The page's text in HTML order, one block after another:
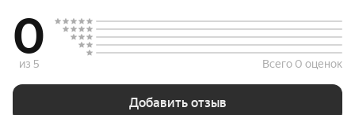
сделать правильный выбор.
0
из 5 Всего 0 оценок
Добавить отзыв